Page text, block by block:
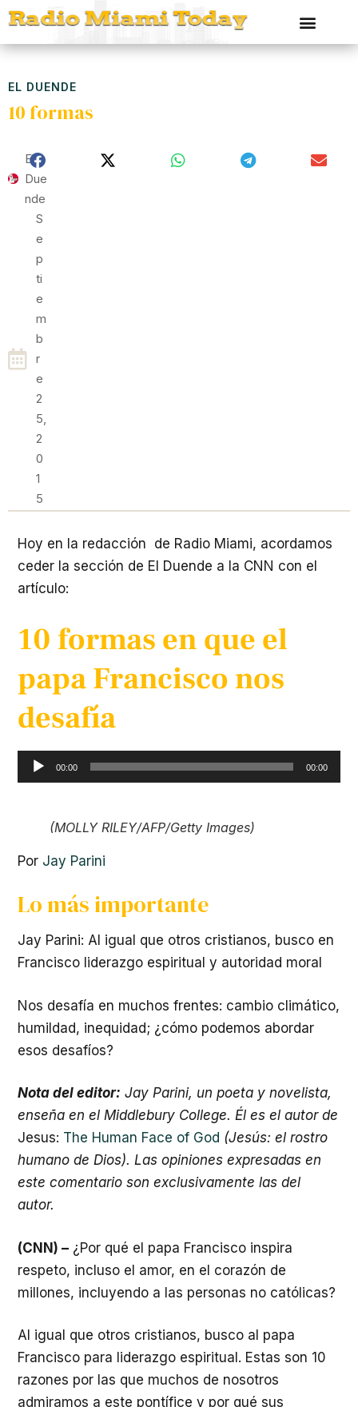
EL DUENDE
10 formas
El
Due
Nde
S
E
P
Ti
E
M
B
R
E
2
5,
2
0
1
5
Hoy en la redacción de Radio Miami, acordamos
ceder la sección de El Duende a la CNN con el
artículo:
10 formas en que el
papa Francisco nos
desafía
Reproductor
de
00:00 00:00
(MOLLY RILEY/AFP/Getty Images)
Por Jay Parini
Lo más importante
Jay Parini: Al igual que otros cristianos, busco en
Francisco liderazgo espiritual y autoridad moral
Nos desafía en muchos frentes: cambio climático,
humildad, inequidad; ¿cómo podemos abordar
esos desafíos?
Nota del editor: Jay Parini, un poeta y novelista,
enseña en el Middlebury College. Él es el autor de
Jesus: The Human Face of God (Jesús: el rostro
humano de Dios). Las opiniones expresadas en
este comentario son exclusivamente las del
autor.
(CNN) – ¿Por qué el papa Francisco inspira
respeto, incluso el amor, en el corazón de
millones, incluyendo a las personas no católicas?
Al igual que otros cristianos, busco al papa
Francisco para liderazgo espiritual. Estas son 10
razones por las que muchos de nosotros
admiramos a este pontífice y por qué sus